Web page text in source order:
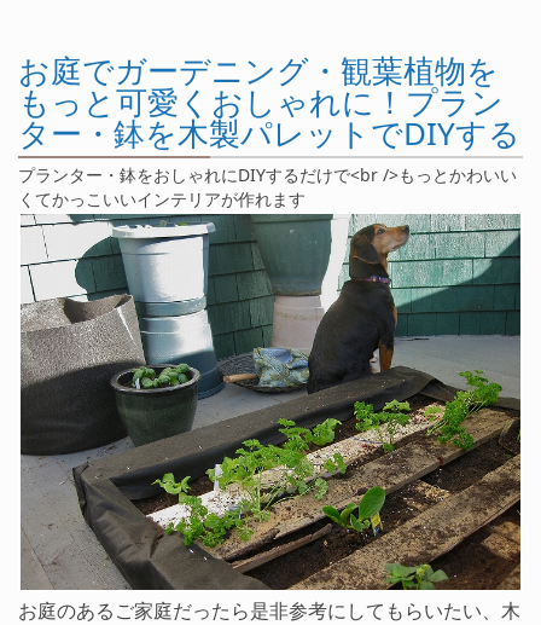
お庭でガーデニング・観葉植物を
もっと可愛くおしゃれに！プラン
ター・鉢を木製パレットでDIYする
プランター・鉢をおしゃれにDIYするだけで<br />もっとかわいい
くてかっこいいインテリアが作れます
お庭のあるご家庭だったら是非参考にしてもらいたい、木